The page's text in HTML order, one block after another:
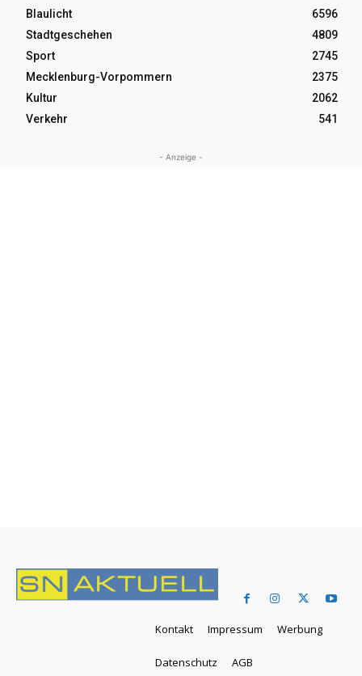
Blaulicht
6596
Stadtgeschehen
4809
Sport
2745
Mecklenburg-Vorpommern
2375
Kultur
2062
Verkehr
541
- Anzeige -
Kontakt Impressum Werbung
Datenschutz AGB